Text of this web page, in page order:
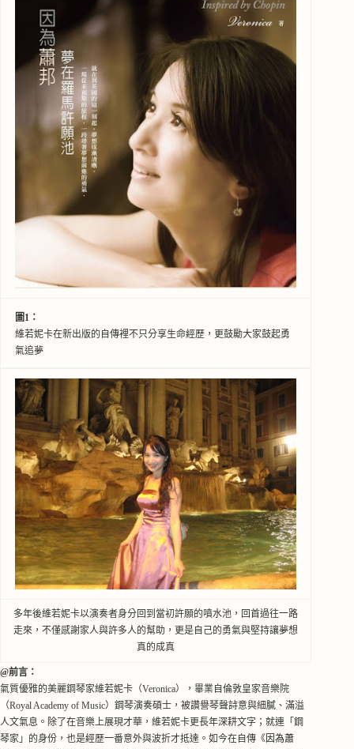
圖1：
維若妮卡在新出版的自傳裡不只分享生命經歷，更鼓勵大家鼓起勇
氣追夢
多年後維若妮卡以演奏者身分回到當初許願的噴水池，回首過往一路
走來，不僅感謝家人與許多人的幫助，更是自己的勇氣與堅持讓夢想
真的成真
@前言：
氣質優雅的美麗鋼琴家維若妮卡 （Veronica）， 畢業自倫敦皇家音樂院
（Royal Academy of Music） 鋼琴演奏碩士， 被讚譽琴聲詩意與細膩、 滿溢
人文氣息。除了在音樂上展現才華，維若妮卡更長年深耕文字 ； 就連「鋼
琴家」 的身份，也是經歷一番意外與波折才抵達。如今在自傳 《因為蕭